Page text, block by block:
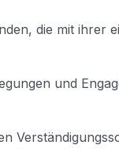
die mit ihrer
und